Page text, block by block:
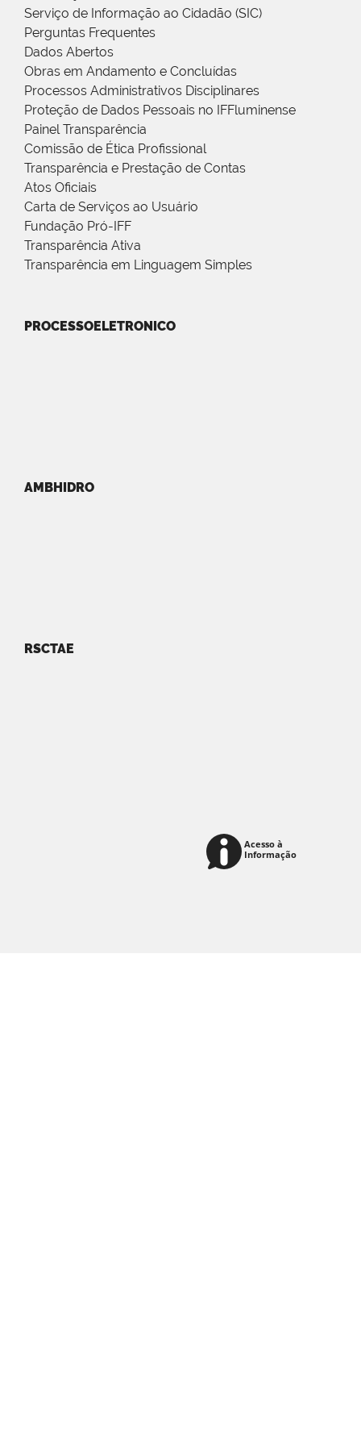
Serviço de Informação ao Cidadão (SIC)
Perguntas Frequentes
Dados Abertos
Obras em Andamento e Concluídas
Processos Administrativos Disciplinares
Proteção de Dados Pessoais no IFFluminense
Painel Transparência
Comissão de Ética Profissional
Transparência e Prestação de Contas
Atos Oficiais
Carta de Serviços ao Usuário
Fundação Pró-IFF
Transparência Ativa
Transparência em Linguagem Simples
PROCESSOELETRONICO
AMBHIDRO
RSCTAE